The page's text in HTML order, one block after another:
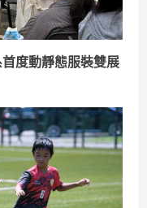
度動靜態服裝雙展